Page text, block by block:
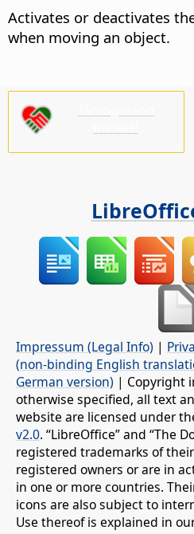
Activates or deactivates
when moving an object.
Impressum (Legal Info) |
(non-binding English
German version) | Copyright
otherwise specified, all text
website are licensed under
v2.0. “LibreOffice” and “The
registered trademarks of
registered owners or are in
in one or more countries.
icons are also subject to
Use thereof is explained in